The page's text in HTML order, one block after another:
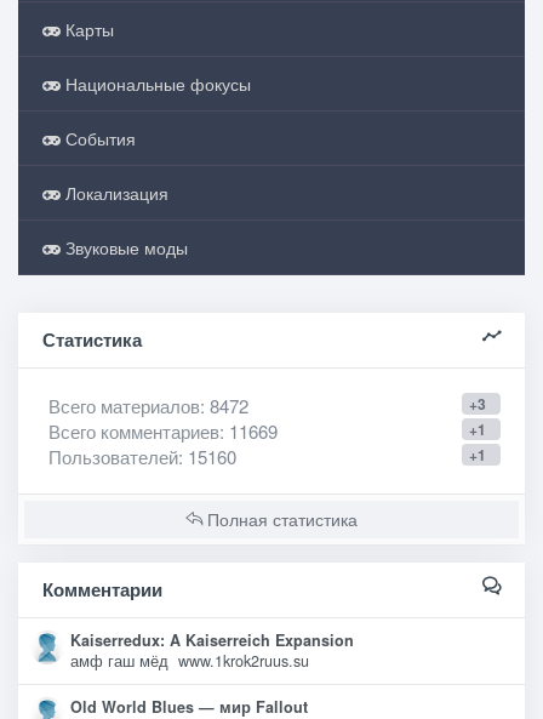
Карты
Национальные фокусы
События
Локализация
Звуковые моды
Статистика
+3
Всего материалов: 8472
+1
Всего комментариев: 11669
+1
Пользователей: 15160
Полная статистика
Комментарии
Kaiserredux: A Kaiserreich Expansion
амф гаш мёд www.1krok2ruus.su
Old World Blues — мир Fallout